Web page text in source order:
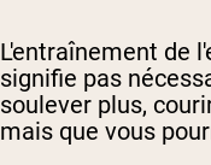
L'entraînement de
signifie pas
soulever plus,
mais que vous